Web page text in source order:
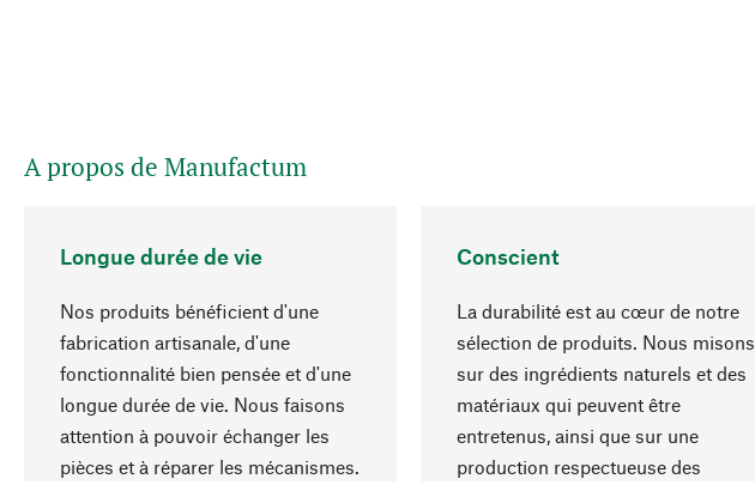
A propos de Manufactum
Longue durée de vie
Nos produits bénéficient d'une
fabrication artisanale, d'une
fonctionnalité bien pensée et d'une
longue durée de vie. Nous faisons
attention à pouvoir échanger les
pièces et à réparer les mécanismes.
Conscient
La durabilité est au cœur de notre
sélection de produits. Nous misons
sur des ingrédients naturels et des
matériaux qui peuvent être
entretenus, ainsi que sur une
production respectueuse des